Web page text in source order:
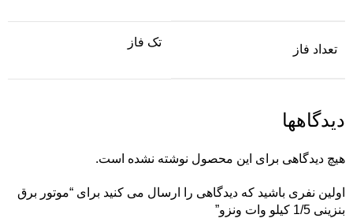
تعداد فاز
تک فاز
دیدگاهها
هیچ دیدگاهی برای این محصول نوشته نشده است.
اولین نفری باشید که دیدگاهی را ارسال می کنید برای “موتور برق
بنزینی 1/5 کیلو وات ونزو”